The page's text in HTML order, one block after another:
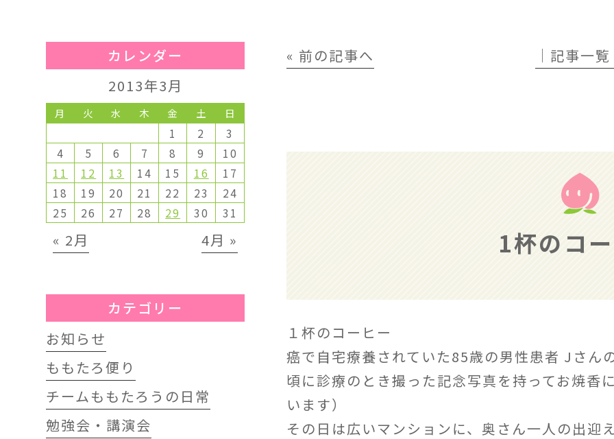
« 前の記事へ │記事一
1杯のコ
１杯のコーヒー
癌で自宅療養されていた85歳の男性患者 Jさん
頃に診療のとき撮った記念写真を持ってお焼香
います）
その日は広いマンションに、奥さん一人の出迎
カレンダー
2013年3月
月 火 水 木 金 土 日
1 2
3
4
5 6 7 8 9
10
11
12 13 14 15 16
17
18
19 20 21 22 23
24
25
26 27 28 29 30 31
« 2月 4月 »
カテゴリー
お知らせ
ももたろ便り
チームももたろうの日常
勉強会・講演会